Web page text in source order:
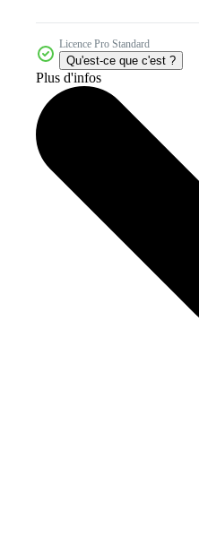
Licence Pro Standard
Qu'est-ce que c'est ?
Plus d'infos